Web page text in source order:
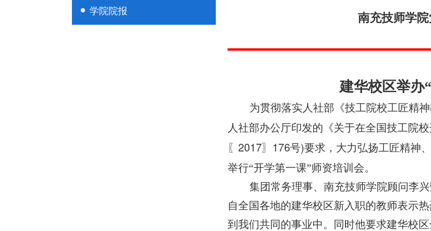
学院院报
南充技师
建华校区举办
为贯彻落实人社部《技工院校工匠精
人社部办公厅印发的《关于在全国技工院
〖 2017〗 176号)要求，大力弘扬工匠精神
举行“开学第一课”师资培训会。
集团常务理事、南充技师学院顾问李
自全国各地的建华校区新入职的教师表示
到我们共同的事业中。同时他要求建华校